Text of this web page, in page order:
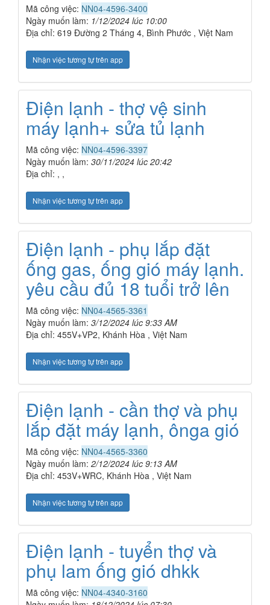
Mã công việc: NN04-4596-3400
Ngày muốn làm: 1/12/2024 lúc 10:00
Địa chỉ: 619 Đường 2 Tháng 4, Bình Phước , Việt Nam
Nhận việc tương tự trên app
Điện lạnh - thợ vệ sinh
máy lạnh+ sửa tủ lạnh
Mã công việc: NN04-4596-3397
Ngày muốn làm: 30/11/2024 lúc 20:42
Địa chỉ: , ,
Nhận việc tương tự trên app
Điện lạnh - phụ lắp đặt
ống gas, ống gió máy lạnh.
yêu cầu đủ 18 tuổi trở lên
Mã công việc: NN04-4565-3361
Ngày muốn làm: 3/12/2024 lúc 9:33 AM
Địa chỉ: 455V+VP2, Khánh Hòa , Việt Nam
Nhận việc tương tự trên app
Điện lạnh - cần thợ và phụ
lắp đặt máy lạnh, ônga gió
Mã công việc: NN04-4565-3360
Ngày muốn làm: 2/12/2024 lúc 9:13 AM
Địa chỉ: 453V+WRC, Khánh Hòa , Việt Nam
Nhận việc tương tự trên app
Điện lạnh - tuyển thợ và
phụ lam ống gió dhkk
Mã công việc: NN04-4340-3160